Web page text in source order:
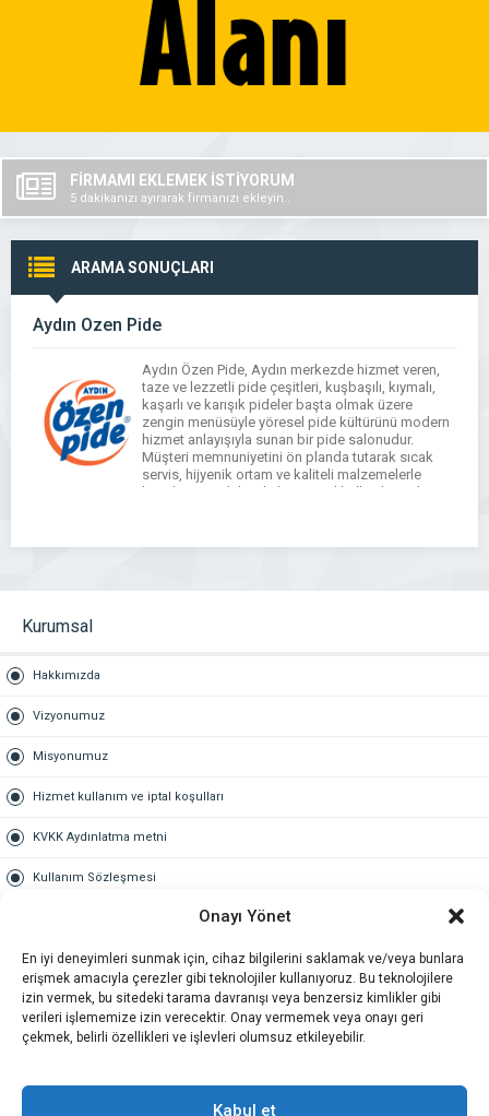
Onayı Yönet
En iyi deneyimleri sunmak için, cihaz bilgilerini saklamak ve/veya bunlara
erişmek amacıyla çerezler gibi teknolojiler kullanıyoruz. Bu teknolojilere
izin vermek, bu sitedeki tarama davranışı veya benzersiz kimlikler gibi
verileri işlememize izin verecektir. Onay vermemek veya onayı geri
çekmek, belirli özellikleri ve işlevleri olumsuz etkileyebilir.
Kabul et
FİRMAMI EKLEMEK İSTİYORUM
5 dakikanızı ayırarak firmanızı ekleyin..
ARAMA SONUÇLARI
Aydın Özen Pide
Aydın Özen Pide, Aydın merkezde hizmet veren,
taze ve lezzetli pide çeşitleri, kuşbaşılı, kıymalı,
kaşarlı ve karışık pideler başta olmak üzere
zengin menüsüyle yöresel pide kültürünü modern
hizmet anlayışıyla sunan bir pide salonudur.
Müşteri memnuniyetini ön planda tutarak sıcak
servis, hijyenik ortam ve kaliteli malzemelerle
hazırlanan pideleriyle hem yerel halkın hem de
Kurumsal
Hakkımızda
Vizyonumuz
Misyonumuz
Hizmet kullanım ve iptal koşulları
KVKK Aydınlatma metni
Kullanım Sözleşmesi
Gold üyelik nedir
Kariyer